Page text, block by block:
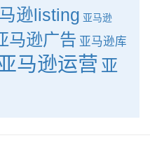
逊listing 亚马逊
马逊广告 亚马逊库
马逊运营 亚